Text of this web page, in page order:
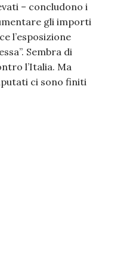
– concludono i
gli importi
l’esposizione
Sembra di
l’Italia. Ma
ci sono finiti